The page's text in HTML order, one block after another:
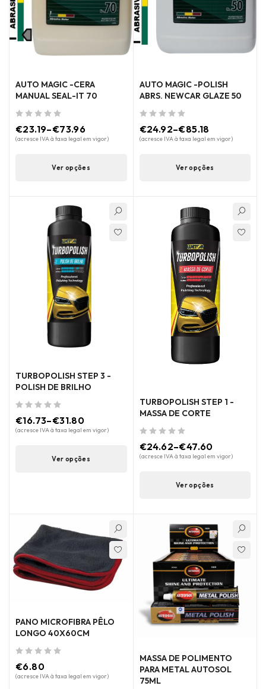
AUTO MAGIC -CERA
MANUAL SEAL-IT 70
€23.19–€73.96
(acresce IVA à taxa legal em vigor)
Ver opções
AUTO MAGIC -POLISH
ABRS. NEWCAR GLAZE 50
€24.92–€85.18
(acresce IVA à taxa legal em vigor)
Ver opções
TURBOPOLISH STEP 3 -
POLISH DE BRILHO
€16.73–€31.80
(acresce IVA à taxa legal em vigor)
Ver opções
TURBOPOLISH STEP 1 -
MASSA DE CORTE
€24.62–€47.60
(acresce IVA à taxa legal em vigor)
Ver opções
PANO MICROFIBRA PÊLO
LONGO 40X60CM
€6.80
(acresce IVA à taxa legal em vigor)
MASSA DE POLIMENTO
PARA METAL AUTOSOL
75ML